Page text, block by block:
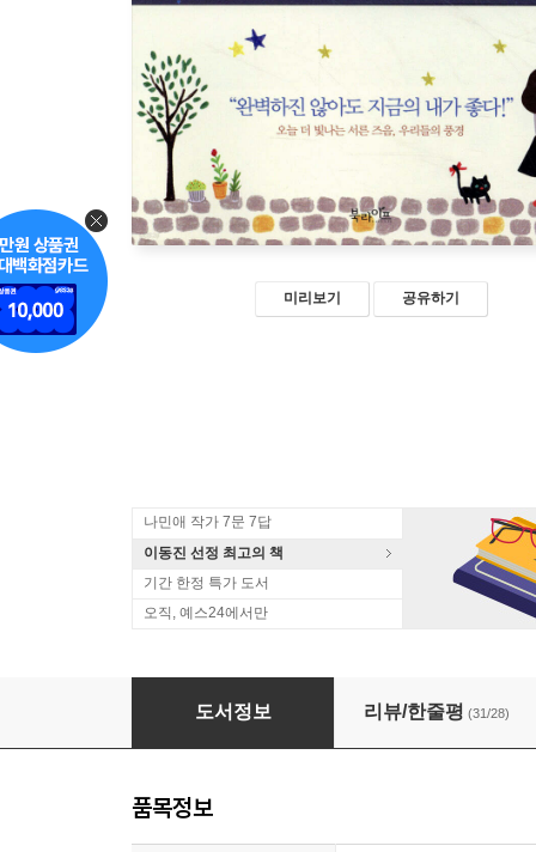
미리보기 공유하기
나민애 작가 7문 7답
이동진 선정 최고의 책
기간 한정 특가 도서
오직, 예스24에서만
반짝반짝 나의 서른
도서정보 리뷰/한줄평 (31/28)
품목정보